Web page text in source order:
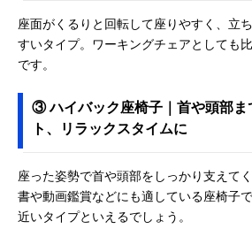
座面がくるりと回転して座りやすく、立
すいタイプ。ワーキングチェアとしても
です。
③ ハイバック座椅子｜首や頭部ま
ト、リラックスタイムに
座った姿勢で首や頭部をしっかり支えて
書や動画鑑賞などにも適している座椅子
近いタイプといえるでしょう。